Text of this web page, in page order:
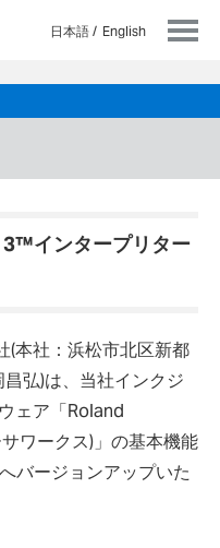
日本語 English
インタープリター
(本社：浜松市北区新都
弘)は、当社インクジ
ェア「Roland
ワークス)」の基本機能
バージョンアップいた